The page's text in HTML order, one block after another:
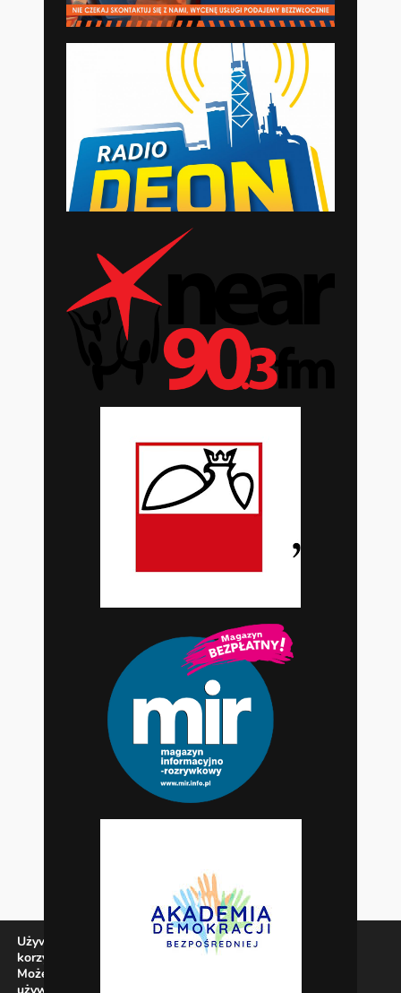
Używamy ciasteczek, aby zapewnić najlepszą jakość
korzystania z naszej witryny.
Możesz dowiedzieć się więcej o tym, jakich ciasteczek